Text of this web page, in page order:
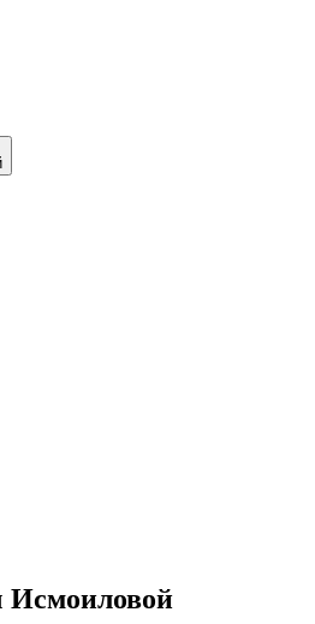
Исмоиловой